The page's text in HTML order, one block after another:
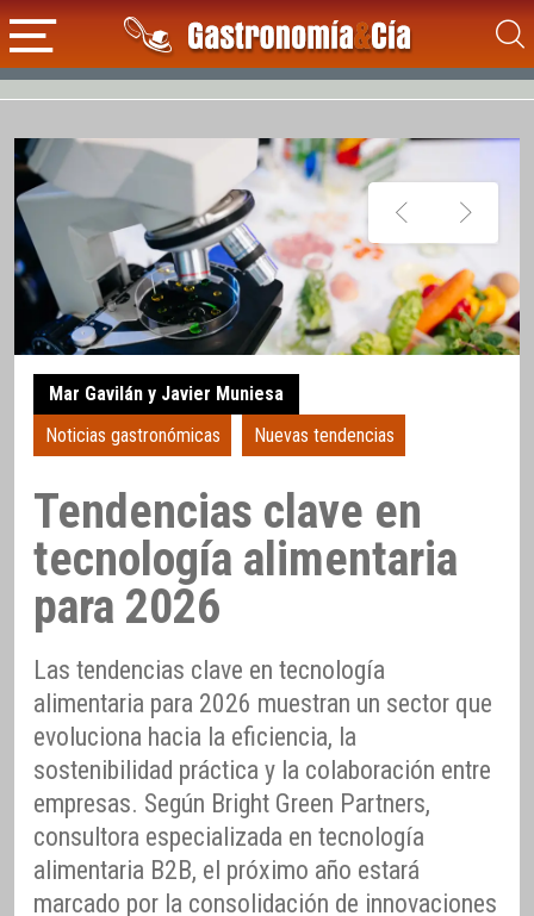
Mar Gavilán y Javier Muniesa
Noticias gastronómicas
Nuevas tendencias
Tendencias clave en
tecnología alimentaria
para 2026
Las tendencias clave en tecnología
alimentaria para 2026 muestran un sector que
evoluciona hacia la eficiencia, la
sostenibilidad práctica y la colaboración entre
empresas. Según Bright Green Partners,
consultora especializada en tecnología
alimentaria B2B, el próximo año estará
marcado por la consolidación de innovaciones